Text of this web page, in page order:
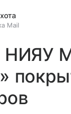
Mail
НИЯУ